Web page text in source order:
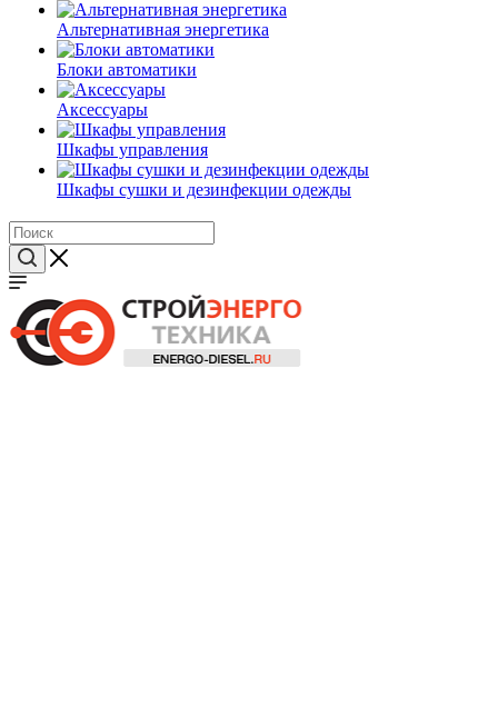
Альтернативная энергетика
Блоки автоматики
Аксессуары
Шкафы управления
Шкафы сушки и дезинфекции одежды